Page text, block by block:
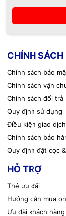
Số cổng 4
Tốc độ truyền
Tính năng
Tương thích
Chất liệu
Dây cáp
Màu sắc
Bảo hành
CHÍNH SÁCH
Chính sách bảo
Chính sách vận
Chính sách đổi trả
Quy định sử dụng
Điều kiện giao
Chính sách bảo
Quy định đặt cọc
HỖ TRỢ
Thẻ ưu đãi
Hướng dẫn mua
Ưu đãi khách